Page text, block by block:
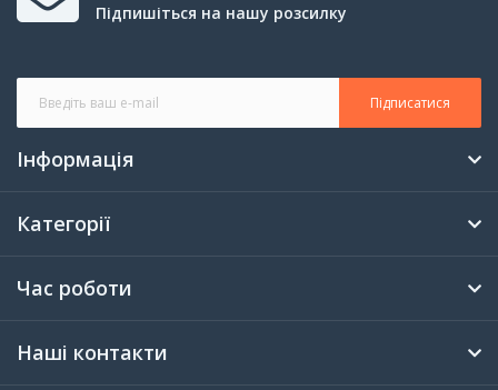
Підпишіться на нашу розсилку
Підписатися
Інформація
Категорії
Час роботи
Наші контакти